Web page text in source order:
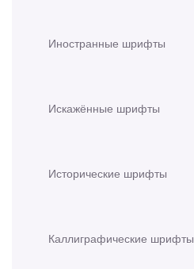
Иностранные шрифты
Искажённые шрифты
Исторические шрифты
Каллиграфические шрифты